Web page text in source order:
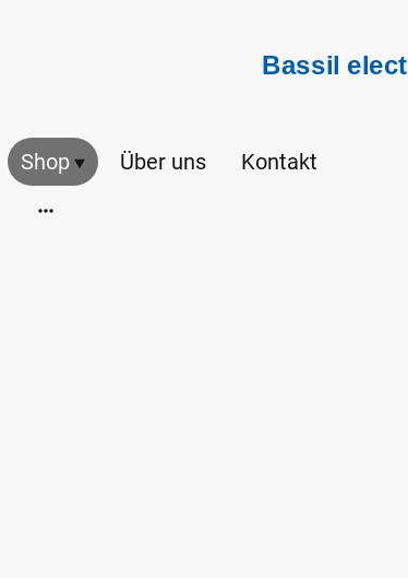
Bassil
Shop Über uns
Kontakt